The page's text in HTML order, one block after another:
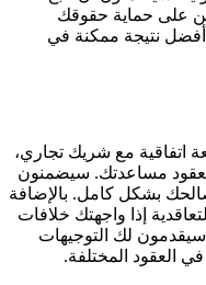
على حماية حقوقك
نتيجة ممكنة في
اتفاقية مع شريك تجاري،
مساعدتك. سيضمنون
بشكل كامل. بالإضافة
إذا واجهتك خلافات
سيقدمون لك التوجيهات
العقود المختلفة.